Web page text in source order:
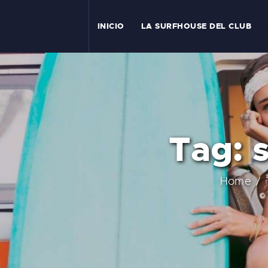
INICIO LA SURFHOUSE DEL CLUB
Tag:
Home